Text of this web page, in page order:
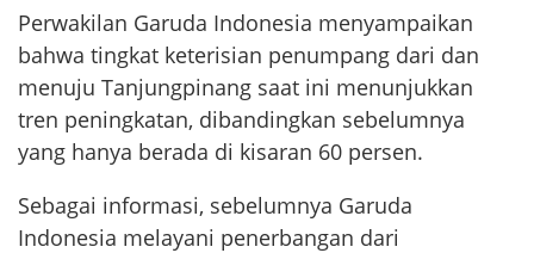
Perwakilan Garuda Indonesia menyampaikan
bahwa tingkat keterisian penumpang dari dan
menuju Tanjungpinang saat ini menunjukkan
tren peningkatan, dibandingkan sebelumnya
yang hanya berada di kisaran 60 persen.
Sebagai informasi, sebelumnya Garuda
Indonesia melayani penerbangan dari